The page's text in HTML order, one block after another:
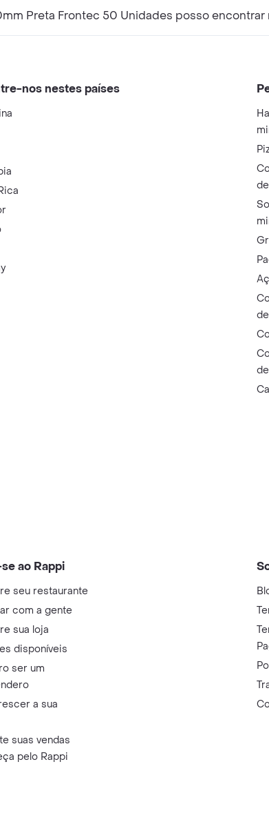
Preta Frontec 50 Unidades posso encontrar
nos nestes países
ao Rappi
seu restaurante
com a gente
sua loja
disponíveis
ser um
a sua
suas vendas
pelo Rappi